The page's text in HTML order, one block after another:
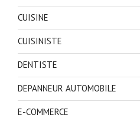
CUISINE
CUISINISTE
DENTISTE
DEPANNEUR AUTOMOBILE
E-COMMERCE